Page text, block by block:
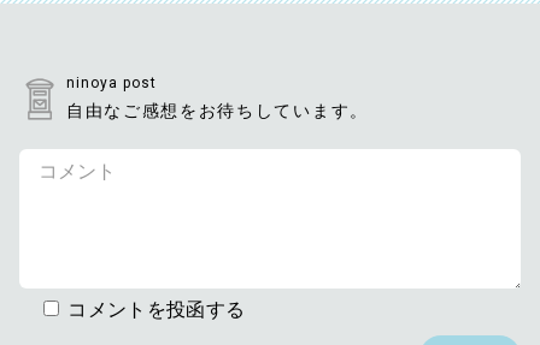
ninoya post
自由なご感想をお待ちしています。
コメントを投函する